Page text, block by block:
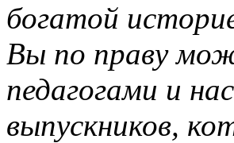
богатой
Вы по праву
педагогами и
выпускников,